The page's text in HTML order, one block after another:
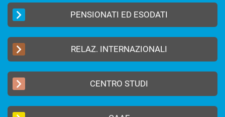
PENSIONATI ED ESODATI
RELAZ. INTERNAZIONALI
CENTRO STUDI